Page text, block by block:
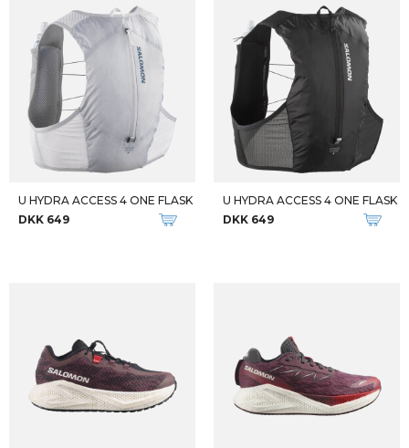
U HYDRA ACCESS 4 ONE FLASK
DKK 649
U HYDRA ACCESS 4 ONE FLASK
DKK 649